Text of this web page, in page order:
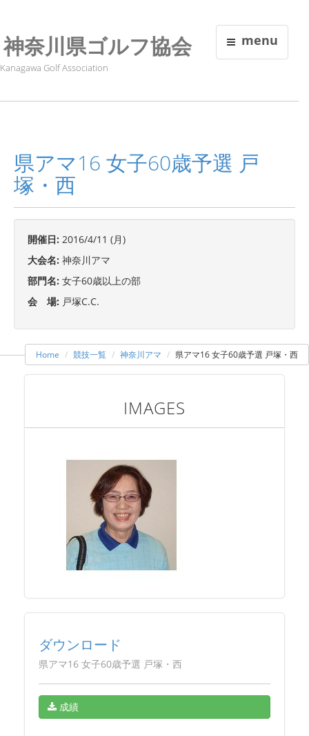
menu
神奈川県ゴルフ協会
Kanagawa Golf Association
県アマ16 女子60歳予選 戸
塚・西
開催日: 2016/4/11 (月)
大会名: 神奈川アマ
部門名: 女子60歳以上の部
会 場: 戸塚C.C.
Home 競技一覧 神奈川アマ 県アマ16 女子60歳予選 戸塚・西
IMAGES
ダウンロード
県アマ16 女子60歳予選 戸塚・西
成績